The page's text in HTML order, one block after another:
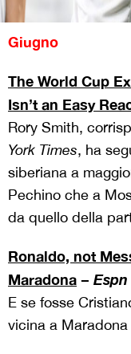
Giugno
The World Cup
Isn’t an Easy
Rory Smith,
York Times, ha
siberiana a
Pechino che a
da quello della
Ronaldo, not
Maradona − Espn
E se fosse
vicina a